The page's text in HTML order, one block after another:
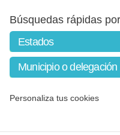
Búsquedas rápidas por
Personaliza tus cookies